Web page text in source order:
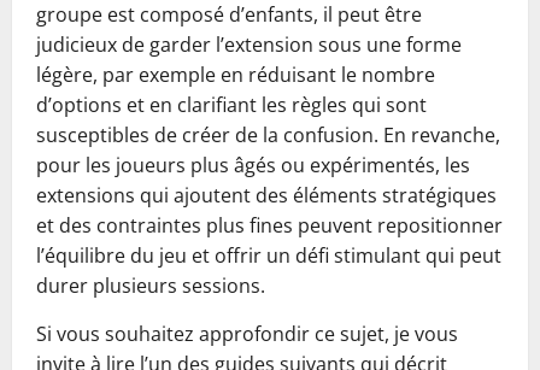
groupe est composé d’enfants, il peut être
judicieux de garder l’extension sous une forme
légère, par exemple en réduisant le nombre
d’options et en clarifiant les règles qui sont
susceptibles de créer de la confusion. En revanche,
pour les joueurs plus âgés ou expérimentés, les
extensions qui ajoutent des éléments stratégiques
et des contraintes plus fines peuvent repositionner
l’équilibre du jeu et offrir un défi stimulant qui peut
durer plusieurs sessions.
Si vous souhaitez approfondir ce sujet, je vous
invite à lire l’un des guides suivants qui décrit